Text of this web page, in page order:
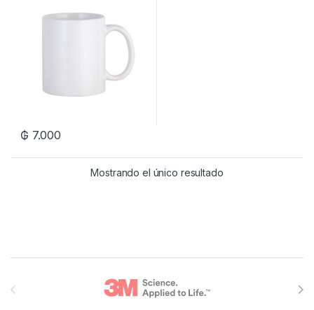
₲ 7.000
Mostrando el único resultado